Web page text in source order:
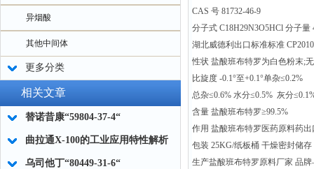
异烟酸
其他中间体
更多分类
相关文章
替诺昔康“59804-37-4“
曲拉通X-100的工业应用特性解析
乌司他丁“80449-31-6“
CAS 号 81732-46-9
分子式 C18H29N3O5HCl 分子量
湖北威德利出口标准标准
性状 盐酸班布特罗为白色粉末;
比旋度 -0.1°至+0.1°单杂≤0.2%
总杂≤0.6% 水分≤0.5% 灰分
含量 盐酸班布特罗≥99.5%
作用 盐酸班布特罗医药原料药
包装 25KG/纸板桶 干燥密封储存
生产盐酸班布特罗原料厂家 品